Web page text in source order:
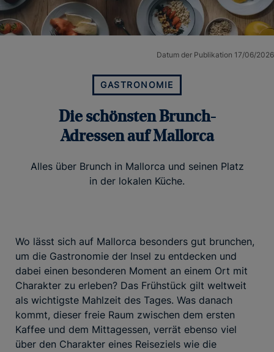
Datum der Publikation 17/06/2026
GASTRONOMIE
Die schönsten Brunch-
Adressen auf Mallorca
Alles über Brunch in Mallorca und seinen Platz
in der lokalen Küche.
Wo lässt sich auf Mallorca besonders gut brunchen,
um die Gastronomie der Insel zu entdecken und
dabei einen besonderen Moment an einem Ort mit
Charakter zu erleben? Das Frühstück gilt weltweit
als wichtigste Mahlzeit des Tages. Was danach
kommt, dieser freie Raum zwischen dem ersten
Kaffee und dem Mittagessen, verrät ebenso viel
über den Charakter eines Reiseziels wie die